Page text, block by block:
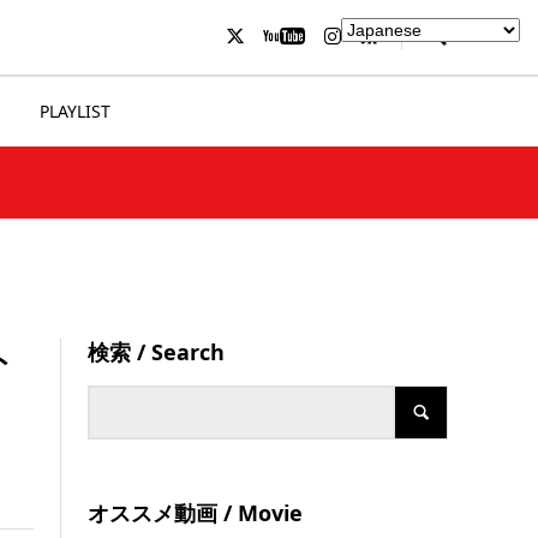
PLAYLIST
検索 / Search
オススメ動画 / Movie